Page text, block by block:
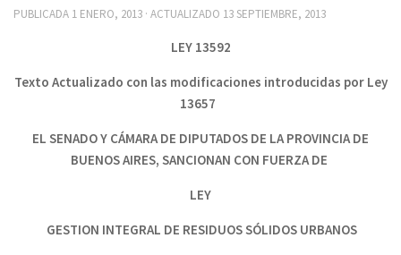
PUBLICADA 1 ENERO, 2013 · ACTUALIZADO 13 SEPTIEMBRE, 2013
LEY 13592
Texto Actualizado con las modificaciones introducidas por Ley
13657
EL SENADO Y CÁMARA DE DIPUTADOS DE LA PROVINCIA DE
BUENOS AIRES, SANCIONAN CON FUERZA DE
LEY
GESTION INTEGRAL DE RESIDUOS SÓLIDOS URBANOS